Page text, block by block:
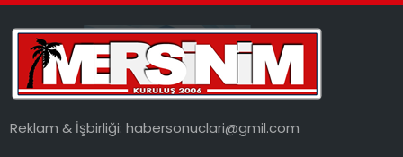
Reklam & İşbirliği:habersonuclari@gmil.com